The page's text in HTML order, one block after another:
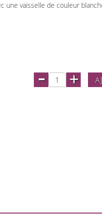
une vaisselle de couleur
- +